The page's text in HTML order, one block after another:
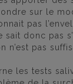
sur le
pas
sait donc pas
n’est pas
les tests